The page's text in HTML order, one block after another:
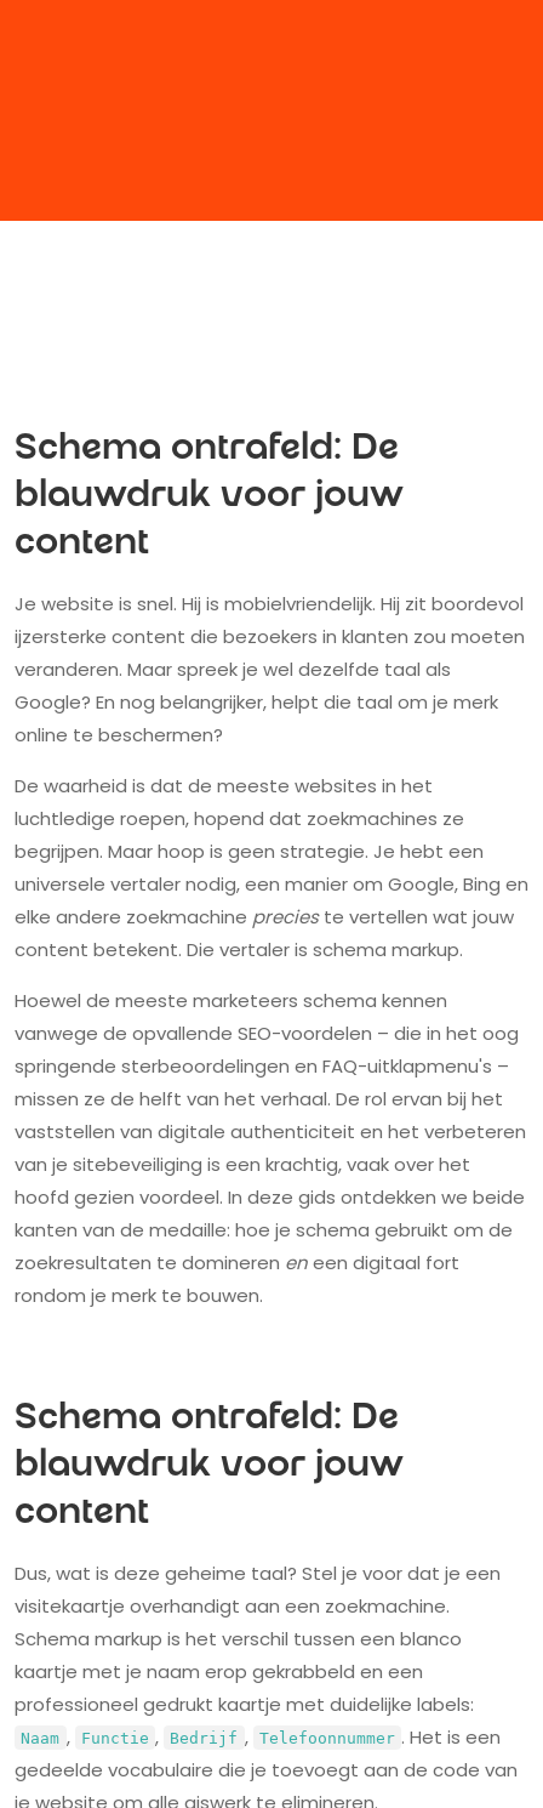
Schema ontrafeld: De
blauwdruk voor jouw
content
Je website is snel. Hij is mobielvriendelijk. Hij zit boordevol
ijzersterke content die bezoekers in klanten zou moeten
veranderen. Maar spreek je wel dezelfde taal als
Google? En nog belangrijker, helpt die taal om je merk
online te beschermen?
De waarheid is dat de meeste websites in het
luchtledige roepen, hopend dat zoekmachines ze
begrijpen. Maar hoop is geen strategie. Je hebt een
universele vertaler nodig, een manier om Google, Bing en
elke andere zoekmachine precieste vertellen wat jouw
content betekent. Die vertaler is schema markup.
Hoewel de meeste marketeers schema kennen
vanwege de opvallende SEO-voordelen – die in het oog
springende sterbeoordelingen en FAQ-uitklapmenu's –
missen ze de helft van het verhaal. De rol ervan bij het
vaststellen van digitale authenticiteit en het verbeteren
van je sitebeveiliging is een krachtig, vaak over het
hoofd gezien voordeel. In deze gids ontdekken we beide
kanten van de medaille: hoe je schema gebruikt om de
zoekresultaten te domineren eneen digitaal fort
rondom je merk te bouwen.
Schema ontrafeld: De
blauwdruk voor jouw
content
Dus, wat is deze geheime taal? Stel je voor dat je een
visitekaartje overhandigt aan een zoekmachine.
Schema markup is het verschil tussen een blanco
kaartje met je naam erop gekrabbeld en een
professioneel gedrukt kaartje met duidelijke labels:
Naam , Functie , Bedrijf , Telefoonnummer . Het is een
gedeelde vocabulaire die je toevoegt aan de code van
je website om alle giswerk te elimineren.